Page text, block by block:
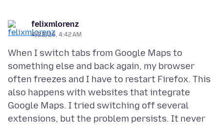
felixmlorenz
4/22/26, 4:42 AM
When I switch tabs from Google Maps to
something else and back again, my browser
often freezes and I have to restart Firefox. This
also happens with websites that integrate
Google Maps. I tried switching off several
extensions, but the problem persists. It never